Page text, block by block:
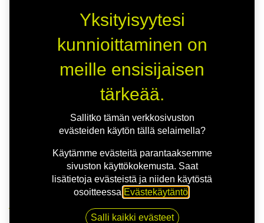
OZ FORMULA HLT | 7,5X18 5-114,3 E47 C75,1 7.5x18
Yksityisyytesi
kunnioittaminen on
meille ensisijaisen
tärkeää.
Sallitko tämän verkkosivuston
evästeiden käytön tällä selaimella?
Käytämme evästeitä parantaaksemme
sivuston käyttökokemusta. Saat
lisätietoja evästeistä ja niiden käytöstä
osoitteessa Evästekäytäntö
Salli kaikki evästeet